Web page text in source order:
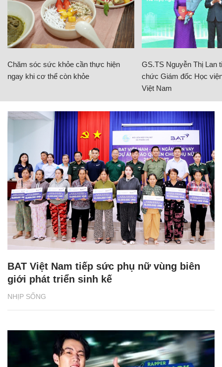
Chăm sóc sức khỏe cần thực hiện
ngay khi cơ thể còn khỏe
GS.TS Nguyễn Thị Lan
chức Giám đốc Học
Việt Nam
NHỊP SỐNG
BAT Việt Nam tiếp sức phụ nữ vùng biên
giới phát triển sinh kế